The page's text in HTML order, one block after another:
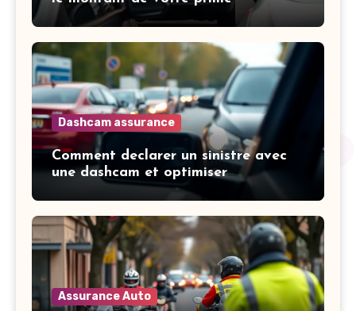
Dashcam assurance
Comment declarer un sinistre avec
une dashcam et optimiser
l’indemnisation
Assurance Auto